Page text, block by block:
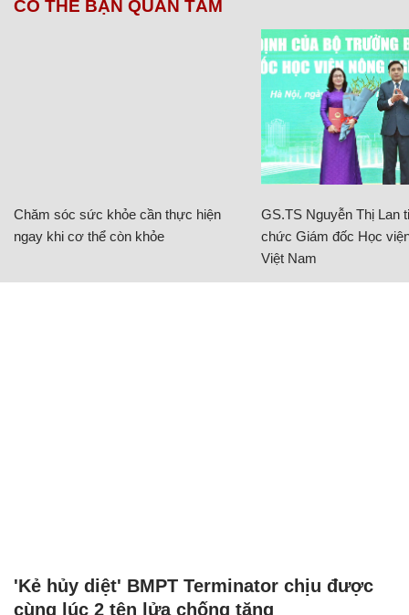
CÓ THỂ BẠN QUAN TÂM
Chăm sóc sức khỏe cần thực hiện
ngay khi cơ thể còn khỏe
GS.TS Nguyễn Thị Lan
chức Giám đốc Học
Việt Nam
'Kẻ hủy diệt' BMPT Terminator chịu được
cùng lúc 2 tên lửa chống tăng